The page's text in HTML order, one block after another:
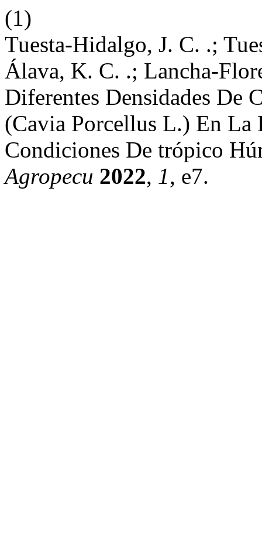
(1)
Tuesta-Hidalgo, J. C. .;
Álava, K. C. .; Lancha-
Diferentes Densidades De
(Cavia Porcellus L.) En La
Condiciones De trópico
Agropecu 2022, 1, e7.